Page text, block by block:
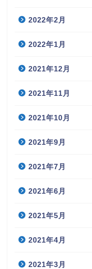
2022年2月
2022年1月
2021年12月
2021年11月
2021年10月
2021年9月
2021年7月
2021年6月
2021年5月
2021年4月
2021年3月